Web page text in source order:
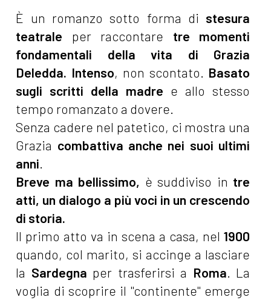
È un romanzo sotto forma di stesura
teatrale per raccontare tre momenti
fondamentali della vita di Grazia
Deledda. Intenso, non scontato. Basato
sugli scritti della madre e allo stesso
tempo romanzato a dovere.
Senza cadere nel patetico, ci mostra una
Grazia combattiva anche nei suoi ultimi
anni
Breve ma bellissimo, è suddiviso in tre
atti, un dialogo a più voci in un crescendo
di storia.
Il primo atto va in scena a casa, nel1900
quando, col marito, si accinge a lasciare
la Sardegna per trasferirsi a Roma . La
voglia di scoprire il "continente" emerge